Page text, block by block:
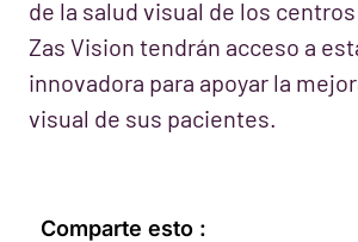
de la salud visual de los
Zas Vision tendrán acceso a
innovadora para apoyar la
visual de sus pacientes.
Comparte esto :